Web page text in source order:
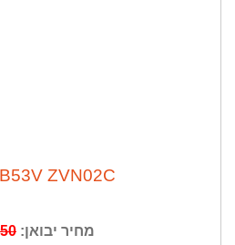
B53V ZVN02C
מחיר יבואן:₪